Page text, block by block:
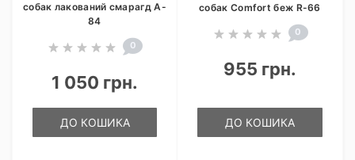
собак лакований смарагд A-
84
0
1 050 грн.
ДО КОШИКА
собак Comfort беж R-66
0
955 грн.
ДО КОШИКА